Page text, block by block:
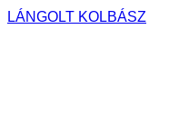
LÁNGOLT KOLBÁSZ